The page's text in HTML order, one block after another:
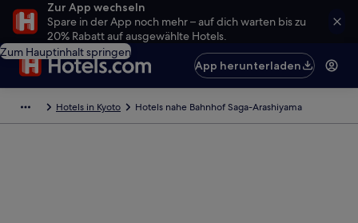
Zur App wechseln
Spare in der App noch mehr – auf dich warten bis zu
20% Rabatt auf ausgewählte Hotels.
Zum Hauptinhalt springen
App herunterladen
Hotels in Kyoto Hotels nahe Bahnhof Saga-Arashiyama